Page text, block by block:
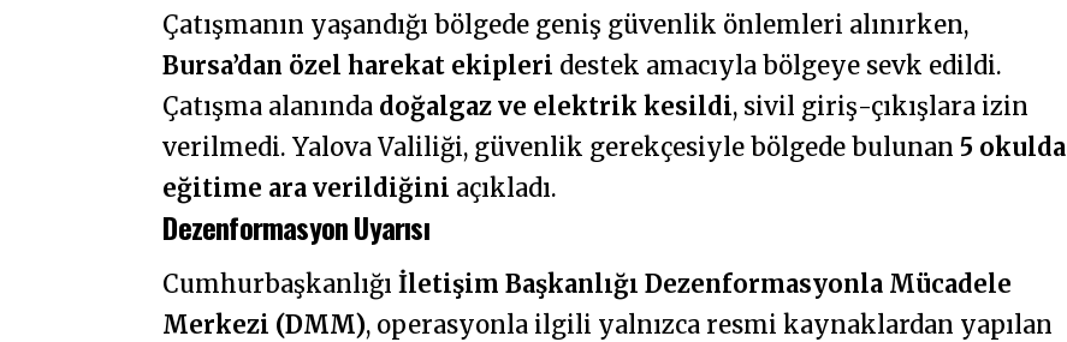
Çatışmanın yaşandığı bölgede geniş güvenlik önlemleri alınırken,
Bursa’dan özel harekat ekipleri destek amacıyla bölgeye sevk edildi.
Çatışma alanında doğalgaz ve elektrik kesildi, sivil giriş-çıkışlara izin
verilmedi. Yalova Valiliği, güvenlik gerekçesiyle bölgede bulunan 5 okulda
eğitime ara verildiğini açıkladı.
Dezenformasyon Uyarısı
Cumhurbaşkanlığıİletişim Başkanlığı Dezenformasyonla Mücadele
Merkezi (DMM), operasyonla ilgili yalnızca resmi kaynaklardan yapılan